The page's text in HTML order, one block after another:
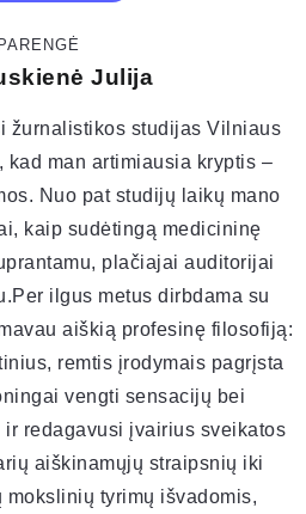
PARENGĖ
Julija
žurnalistikos studijas Vilniaus
kad man artimiausia kryptis –
Nuo pat studijų laikų mano
kaip sudėtingą medicininę
plačiajai auditorijai
ilgus metus dirbdama su
aiškią profesinę filosofiją:
remtis įrodymais pagrįsta
vengti sensacijų bei
ir redagavusi įvairius sveikatos
aiškinamųjų straipsnių iki
mokslinių tyrimų išvadomis,